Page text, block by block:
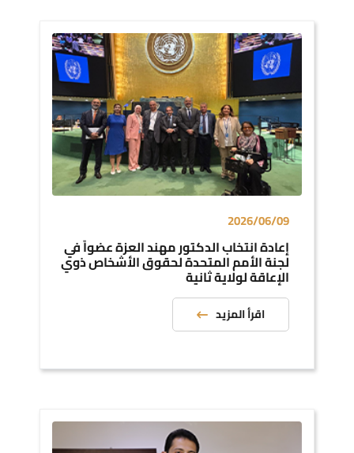
2026/06/09
إعادة انتخاب الدكتور مهند العزة عضواً في
لجنة الأمم المتحدة لحقوق الأشخاص ذوي
الإعاقة لولاية ثانية
اقرأ المزيد